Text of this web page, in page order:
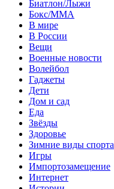
Биатлон/Лыжи
Бокс/MMA
В мире
В России
Вещи
Военные новости
Волейбол
Гаджеты
Дети
Дом и сад
Еда
Звёзды
Здоровье
Зимние виды спорта
Игры
Импортозамещение
Интернет